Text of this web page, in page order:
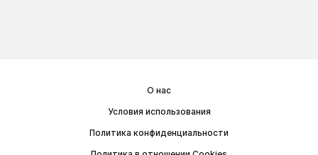
О нас
Условия использования
Политика конфиденциальности